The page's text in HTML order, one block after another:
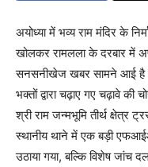
अयोध्या में भव्य राम मंदिर के
खोलकर रामलला के दरबार में
सनसनीखेज खबर सामने आई है
भक्तों द्वारा चढ़ाए गए चढ़ावे
श्री राम जन्मभूमि तीर्थ क्षेत्र
स्थानीय थाने में एक बड़ी
उठाया गया, बल्कि विशेष जांच